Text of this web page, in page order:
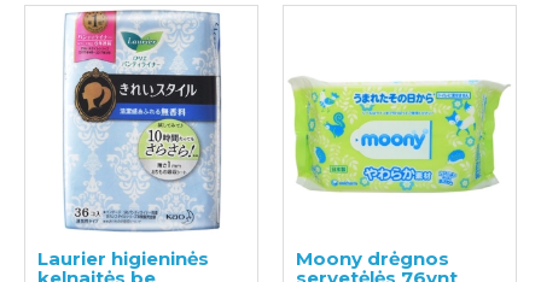
Laurier higieninės
kelnaitės be
Moony drėgnos
servetėlės ​76vnt